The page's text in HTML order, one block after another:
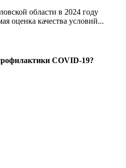
области в 2024 году
оценка качества условий...
COVID-19?